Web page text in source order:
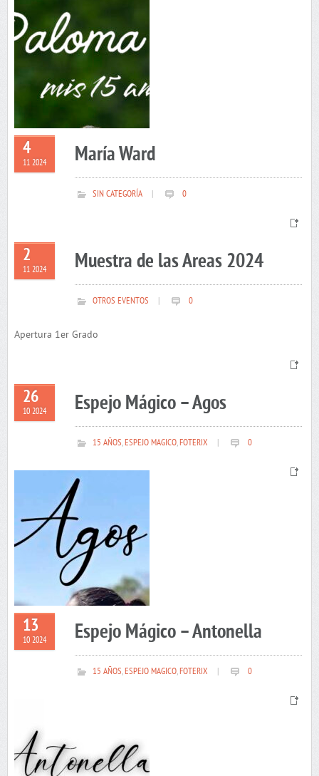
4
11 2024 María Ward
SIN CATEGORÍA 0
2
11 2024 Muestra de las Areas 2024
OTROS EVENTOS 0
Apertura 1er Grado
26
10 2024 Espejo Mágico – Agos
15 AÑOS,ESPEJO MAGICO,FOTERIX 0
13
10 2024 Espejo Mágico – Antonella
15 AÑOS,ESPEJO MAGICO,FOTERIX 0